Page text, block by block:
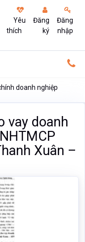
Yêu
thích
Đăng
ký
Đăng
nhập
doanh nghiệp
vay doanh
Xuân –